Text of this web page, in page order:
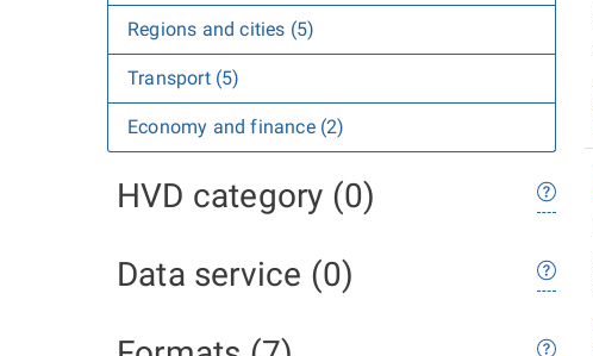
Regions and cities (5)
Transport (5)
Economy and finance (2)
HVD category (0)
Data service (0)